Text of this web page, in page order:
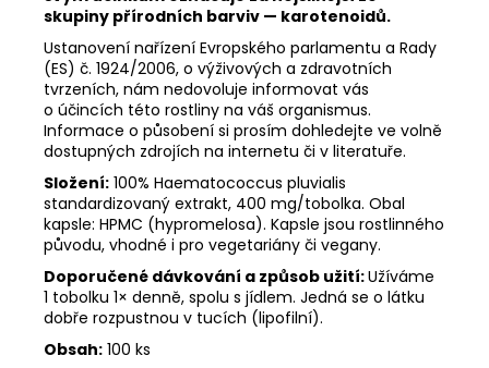
skupiny přírodních barviv — karotenoidů.
Ustanovení nařízení Evropského parlamentu a Rady
(ES) č. 1924/2006, o výživových a zdravotních
tvrzeních, nám nedovoluje informovat vás
o účincích této rostliny na váš organismus.
Informace o působení si prosím dohledejte ve volně
dostupných zdrojích na internetu či v literatuře.
Složení: 100% Haematococcus pluvialis
standardizovaný extrakt, 400 mg/tobolka. Obal
kapsle: HPMC (hypromelosa). Kapsle jsou rostlinného
původu, vhodné i pro vegetariány či vegany.
Doporučené dávkování a způsob užití:Užíváme
1 tobolku 1× denně, spolu s jídlem. Jedná se o látku
dobře rozpustnou v tucích (lipofilní).
Obsah: 100 ks